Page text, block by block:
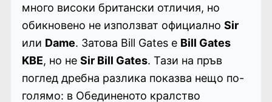
много високи британски отличия, но
обикновено не използват официално Sir
или Dame. Затова Bill Gates е Bill Gates
KBE, но не Sir Bill Gates. Тази на пръв
поглед дребна разлика показва нещо по-
голямо: в Обединеното кралство